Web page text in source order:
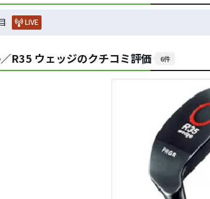
LIVE
R35 ウェッジのクチコミ評価 6件